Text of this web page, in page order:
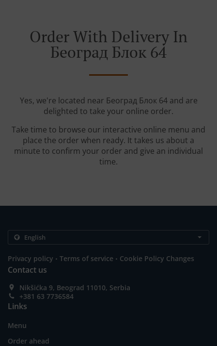
Order With Delivery In
Београд Блок 64
Yes, we're located near Београд Блок 64 and are
delighted to take your online order.
Take time to browse our interactive online menu and
place the order when ready. It takes us about a
minute to confirm your order and give an individual
time.
Privacy policy . Terms of service . Cookie Policy Changes
Contact us
Nikšićka 9, Beograd 11010, Serbia
+381 63 7736584
Links
Menu
Order ahead